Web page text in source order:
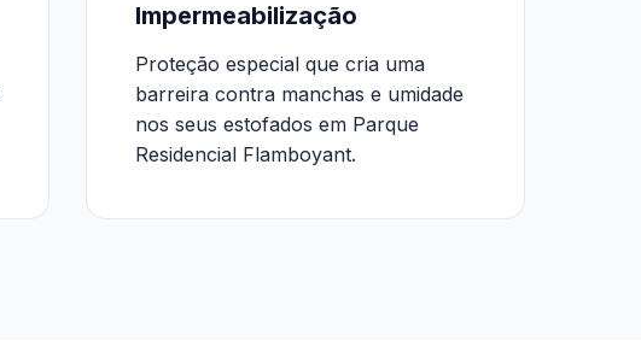
Impermeabilização
Proteção especial que cria uma
barreira contra manchas e umidade
nos seus estofados em Parque
Residencial Flamboyant.